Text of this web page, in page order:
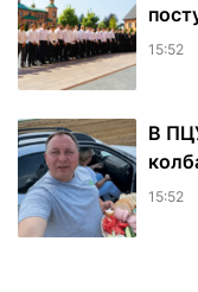
15:52
В
15:52